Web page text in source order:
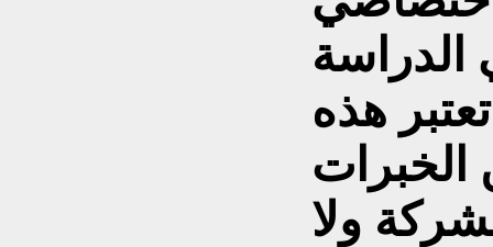
الدراسة
هذه
ولا